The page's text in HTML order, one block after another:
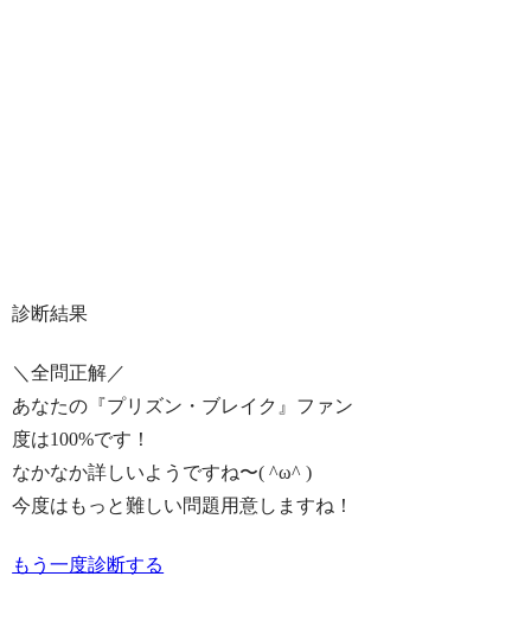
診断結果
＼全問正解／
あなたの『プリズン・ブレイク』ファン
度は100%です！
なかなか詳しいようですね〜( ^ω^ )
今度はもっと難しい問題用意しますね！
もう一度診断する